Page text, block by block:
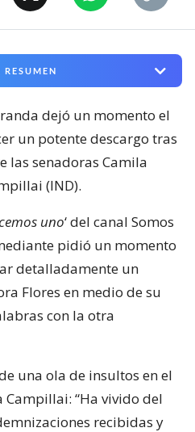
RESUMEN
dejó un momento el
un potente descargo tras
las senadoras Camila
(IND).
uno‘ del canal Somos
pidió un momento
detalladamente un
Flores en medio de su
con la otra
una ola de insultos en el
Campillai: “Ha vivido del
recibidas y